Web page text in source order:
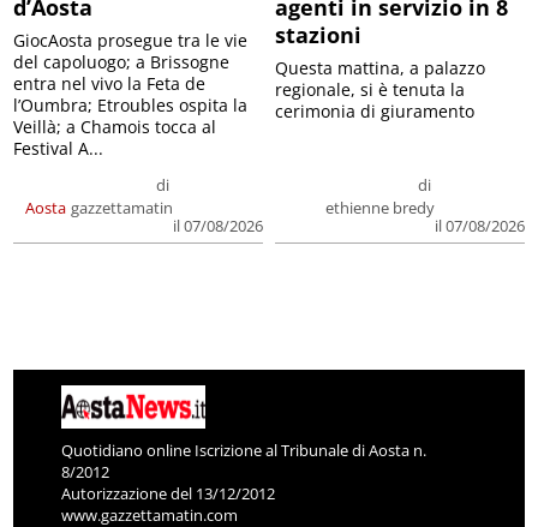
d’Aosta
Aosta
di
gazzettamatin
il 07/08/2026
GiocAosta prosegue tra le vie
del capoluogo; a Brissogne
entra nel vivo la Feta de
l’Oumbra; Etroubles ospita la
Veillà; a Chamois tocca al
Festival A...
agenti in servizio in 8
stazioni
di
ethienne bredy
il 07/08/2026
Questa mattina, a palazzo
regionale, si è tenuta la
cerimonia di giuramento
Quotidiano online Iscrizione al Tribunale di Aosta n.
8/2012
Autorizzazione del 13/12/2012
www.gazzettamatin.com